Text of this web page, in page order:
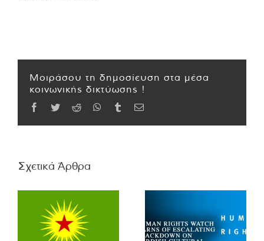
Μοιράσου τη δημοσίευση στα μέσα
κοινωνικής δικτύωσης !
Facebook
TwitterReddit WhatsApp
TumblrEmail
Σχετικά Άρθρα